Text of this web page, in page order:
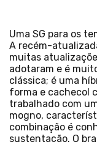
Uma SG para os
A recém-
muitas
adotaram e é
clássica; é uma
forma e cachecol
trabalhado com
mogno,
combinação é
sustentação. O